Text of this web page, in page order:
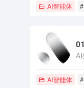
AI智能体
AI智能体